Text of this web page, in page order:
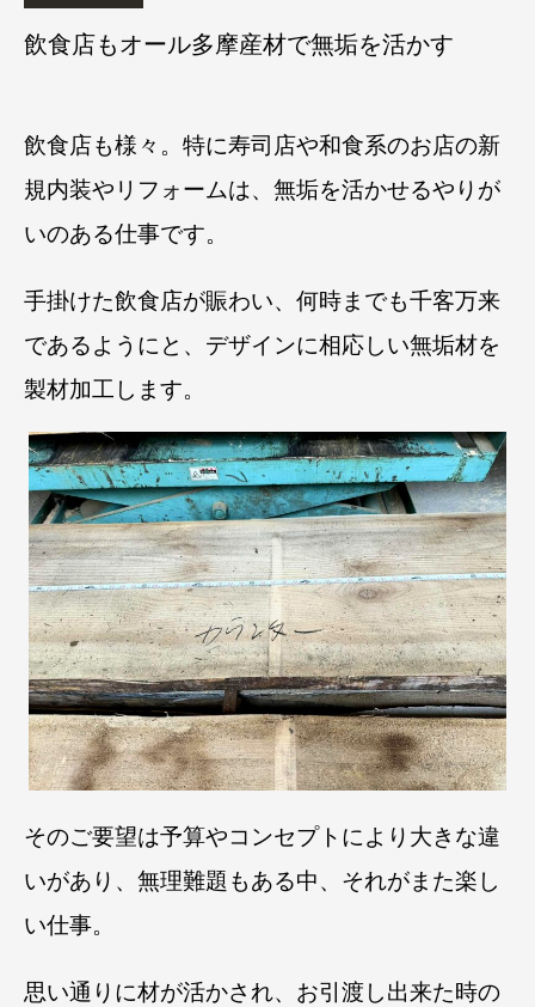
飲食店もオール多摩産材で無垢を活かす
飲食店も様々。特に寿司店や和食系のお店の新
規内装やリフォームは、無垢を活かせるやりが
いのある仕事です。
手掛けた飲食店が賑わい、何時までも千客万来
であるようにと、デザインに相応しい無垢材を
製材加工します。
そのご要望は予算やコンセプトにより大きな違
いがあり、無理難題もある中、それがまた楽し
い仕事。
思い通りに材が活かされ、お引渡し出来た時の